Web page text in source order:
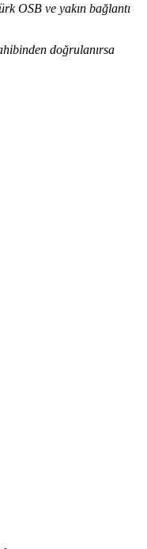
OSB ve yakın bağlantı
doğrulanırsa